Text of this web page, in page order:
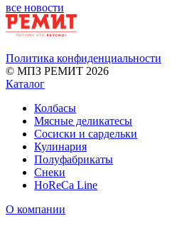
все новости
Политика конфиденциальности
© МПЗ РЕМИТ 2026
Каталог
Колбасы
Мясные деликатесы
Сосиски и сардельки
Кулинария
Полуфабрикаты
Снеки
HoReCa Line
О компании